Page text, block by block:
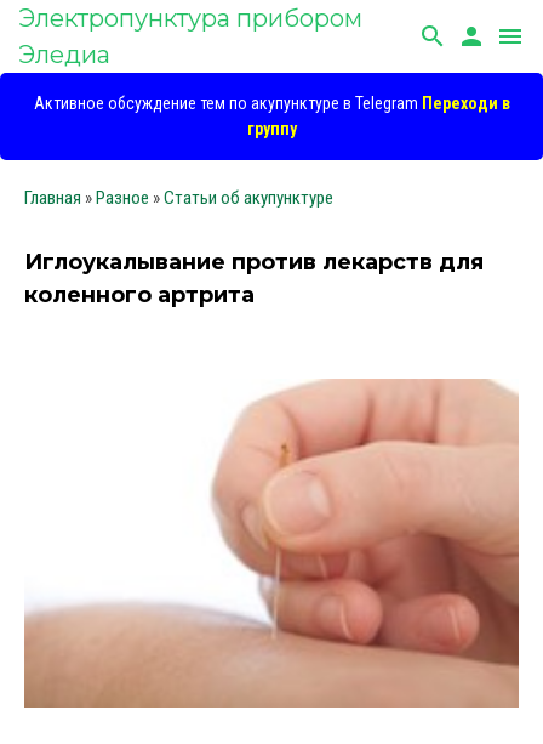
Электропунктура прибором
Эледиа
search person menu
Активное обсуждение тем по акупунктуре в Telegram Переходи в
группу
Главная »Разное »Статьи об акупунктуре
Иглоукалывание против лекарств для
коленного артрита